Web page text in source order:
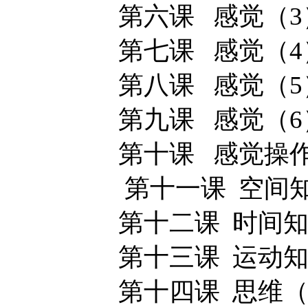
第六课 感觉（3
第七课 感觉（4
第八课 感觉（5
第九课 感觉（6
第十课 感觉操
第十一课 空间
第十二课 时间
第十三课 运动
第十四课 思维（